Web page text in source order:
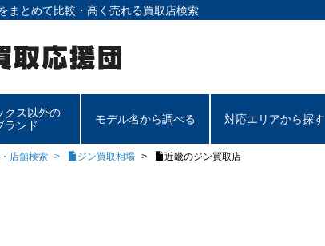
まとめて比較・高く売れる買取店検索
クス以外の
ランド
モデル名から調べる 対応エリアから探す
店舗検索 ジン買取相場 近畿のジン買取店